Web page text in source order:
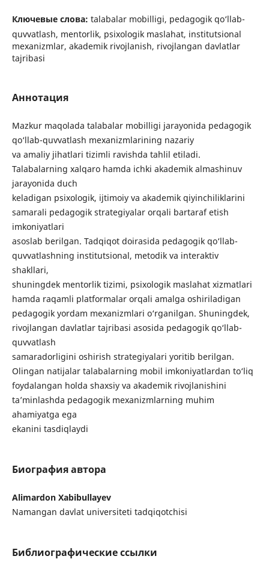
Ключевые слова: talabalar mobilligi, pedagogik qo‘llab-
quvvatlash, mentorlik, psixologik maslahat, institutsional
mexanizmlar, akademik rivojlanish, rivojlangan davlatlar
tajribasi
Аннотация
Mazkur maqolada talabalar mobilligi jarayonida pedagogik
qo‘llab-quvvatlash mexanizmlarining nazariy
va amaliy jihatlari tizimli ravishda tahlil etiladi.
Talabalarning xalqaro hamda ichki akademik almashinuv
jarayonida duch
keladigan psixologik, ijtimoiy va akademik qiyinchiliklarini
samarali pedagogik strategiyalar orqali bartaraf etish
imkoniyatlari
asoslab berilgan. Tadqiqot doirasida pedagogik qo‘llab-
quvvatlashning institutsional, metodik va interaktiv
shakllari,
shuningdek mentorlik tizimi, psixologik maslahat xizmatlari
hamda raqamli platformalar orqali amalga oshiriladigan
pedagogik yordam mexanizmlari o‘rganilgan. Shuningdek,
rivojlangan davlatlar tajribasi asosida pedagogik qo‘llab-
quvvatlash
samaradorligini oshirish strategiyalari yoritib berilgan.
Olingan natijalar talabalarning mobil imkoniyatlardan to‘liq
foydalangan holda shaxsiy va akademik rivojlanishini
ta’minlashda pedagogik mexanizmlarning muhim
ahamiyatga ega
ekanini tasdiqlaydi
Биография автора
Alimardon Xabibullayev
Namangan davlat universiteti tadqiqotchisi
Библиографические ссылки